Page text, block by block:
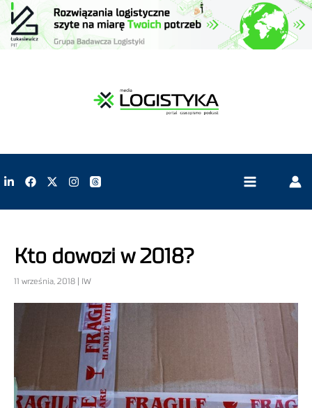
Kto dowozi w 2018?
11 września, 2018 | IW